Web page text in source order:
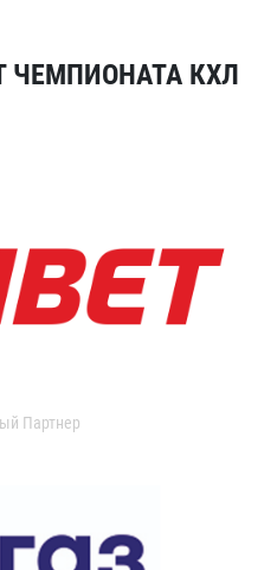
ЧЕМПИОНАТА КХЛ
Партнер